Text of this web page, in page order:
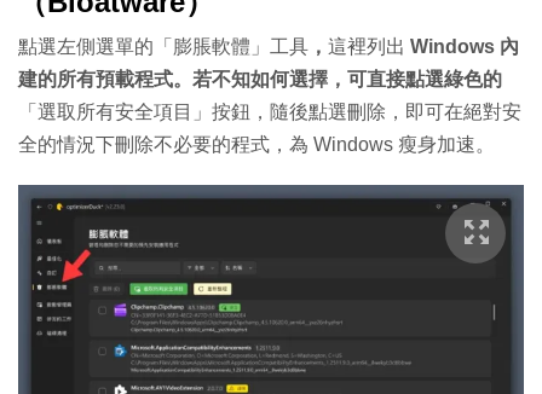
點選左側選單的「膨脹軟體」工具 ， 這裡列出 Windows 內
建的所有預載程式。若不知如何選擇，可直接點選綠色的
「選取所有安全項目」按鈕，隨後點選刪除，即可在絕對安
全的情況下刪除不必要的程式，為 Windows 瘦身加速。